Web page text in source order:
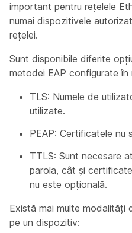
important pentru rețelele
numai dispozitivele
rețelei.
Sunt disponibile diferite
metodei EAP configurate în
TLS: Numele de
utilizate.
PEAP: Certificatele nu
TTLS: Sunt necesare
parola, cât și
nu este opțională.
Există mai multe
pe un dispozitiv: